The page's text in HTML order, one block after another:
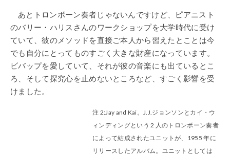
あとトロンボーン奏者じゃないんですけど、ピアニスト
のバリー・ハリスさんのワークショップを大学時代に受け
ていて、彼のメソッドを直接ご本人から習えたとことは今
でも自分にとってものすごく大きな財産になっています。
ビバップを愛していて、それが彼の音楽にも出ているとこ
ろ、そして探究心を止めないところなど、すごく影響を受
けました。
注 2:Jay and Kai。J.J.ジョンソンとカイ・ウ
ィンディングという 2 人のトロンボーン奏者
によって結成されたユニットが、1955 年に
リリースしたアルバム。ユニットとしては